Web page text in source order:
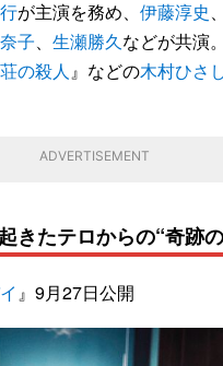
が主演を務め、 伊藤淳史、
子、 生瀬勝久などが共演
の殺人』などの木村ひさ
ADVERTISEMENT
きたテロからの“奇跡
』9月27日公開